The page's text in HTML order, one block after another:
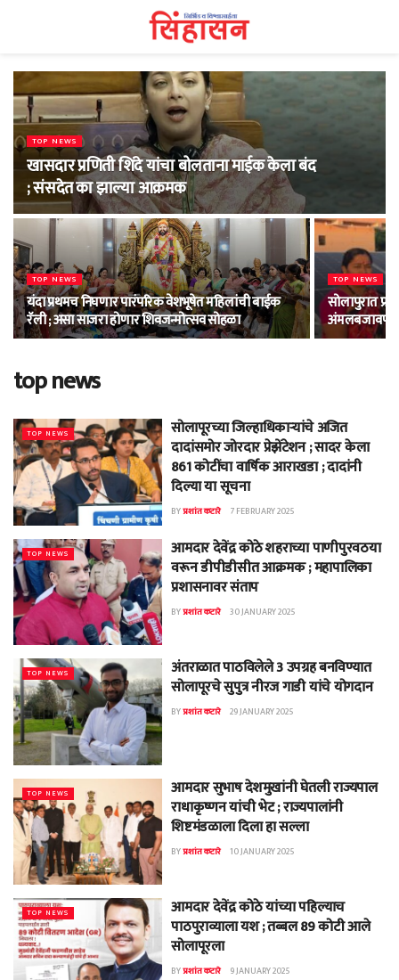
TOP NEWS
खासदार प्रणिती शिंदे यांचा बोलताना माईक केला बंद
; संसदेत का झाल्या आक्रमक
TOP NEWS
यंदा प्रथमच निघणार पारंपरिक वेशभूषेत महिलांची बाईक
रॅली ; असा साजरा होणार शिवजन्मोत्सव सोहळा
TOP NEWS
सोलापुरात
अंमलबजावणी
top news
TOP NEWS
सोलापूरच्या जिल्हाधिकाऱ्यांचे अजित
दादांसमोर जोरदार प्रेझेंटेशन ; सादर केला
861 कोटींचा वार्षिक आराखडा ; दादांनी
दिल्या या सूचना
BYप्रशांत कटारे 7 FEBRUARY 2025
TOP NEWS
आमदार देवेंद्र कोठे शहराच्या पाणीपुरवठया
वरून डीपीडीसीत आक्रमक ; महापालिका
प्रशासनावर संताप
BYप्रशांत कटारे 30 JANUARY 2025
TOP NEWS
अंतराळात पाठविलेले 3 उपग्रह बनविण्यात
सोलापूरचे सुपुत्र नीरज गाडी यांचे योगदान
BYप्रशांत कटारे 29 JANUARY 2025
TOP NEWS
आमदार सुभाष देशमुखांनी घेतली राज्यपाल
राधाकृष्णन यांची भेट ; राज्यपालांनी
शिष्टमंडळाला दिला हा सल्ला
BYप्रशांत कटारे 10 JANUARY 2025
TOP NEWS
आमदार देवेंद्र कोठे यांच्या पहिल्याच
पाठपुराव्याला यश ; तब्बल 89 कोटी आले
सोलापूरला
BYप्रशांत कटारे 9 JANUARY 2025